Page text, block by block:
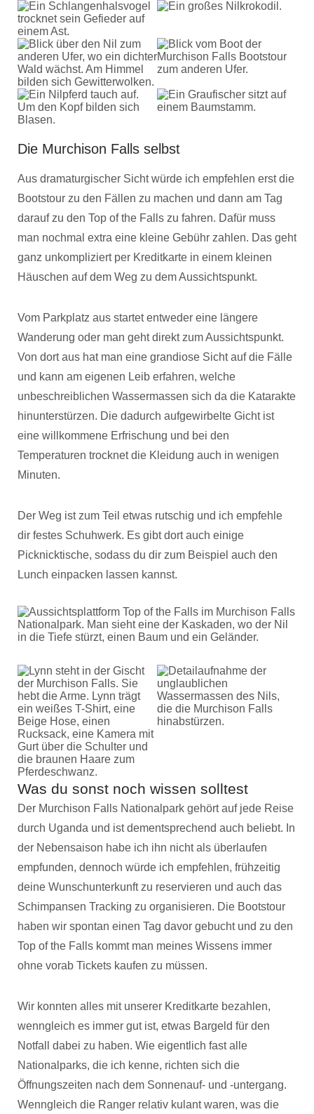
Die Murchison Falls selbst
Aus dramaturgischer Sicht würde ich empfehlen erst die
Bootstour zu den Fällen zu machen und dann am Tag
darauf zu den Top of the Falls zu fahren. Dafür muss
man nochmal extra eine kleine Gebühr zahlen. Das geht
ganz unkompliziert per Kreditkarte in einem kleinen
Häuschen auf dem Weg zu dem Aussichtspunkt.
Vom Parkplatz aus startet entweder eine längere
Wanderung oder man geht direkt zum Aussichtspunkt.
Von dort aus hat man eine grandiose Sicht auf die Fälle
und kann am eigenen Leib erfahren, welche
unbeschreiblichen Wassermassen sich da die Katarakte
hinunterstürzen. Die dadurch aufgewirbelte Gicht ist
eine willkommene Erfrischung und bei den
Temperaturen trocknet die Kleidung auch in wenigen
Minuten.
Der Weg ist zum Teil etwas rutschig und ich empfehle
dir festes Schuhwerk. Es gibt dort auch einige
Picknicktische, sodass du dir zum Beispiel auch den
Lunch einpacken lassen kannst.
Was du sonst noch wissen solltest
Der Murchison Falls Nationalpark gehört auf jede Reise
durch Uganda und ist dementsprechend auch beliebt. In
der Nebensaison habe ich ihn nicht als überlaufen
empfunden, dennoch würde ich empfehlen, frühzeitig
deine Wunschunterkunft zu reservieren und auch das
Schimpansen Tracking zu organisieren. Die Bootstour
haben wir spontan einen Tag davor gebucht und zu den
Top of the Falls kommt man meines Wissens immer
ohne vorab Tickets kaufen zu müssen.
Wir konnten alles mit unserer Kreditkarte bezahlen,
wenngleich es immer gut ist, etwas Bargeld für den
Notfall dabei zu haben. Wie eigentlich fast alle
Nationalparks, die ich kenne, richten sich die
Öffnungszeiten nach dem Sonnenauf- und -untergang.
Wenngleich die Ranger relativ kulant waren, was die